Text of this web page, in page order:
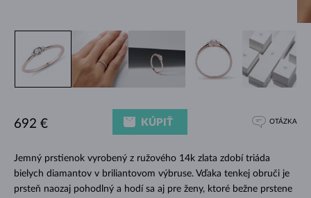
Jemný prstienok vyrobený z ružového 14k zlata zdobí triáda
bielych diamantov v briliantovom výbruse. Vďaka tenkej obruči je
prsteň naozaj pohodlný a hodí sa aj pre ženy, ktoré bežne prstene
692 € KÚPIŤ OTÁZKA